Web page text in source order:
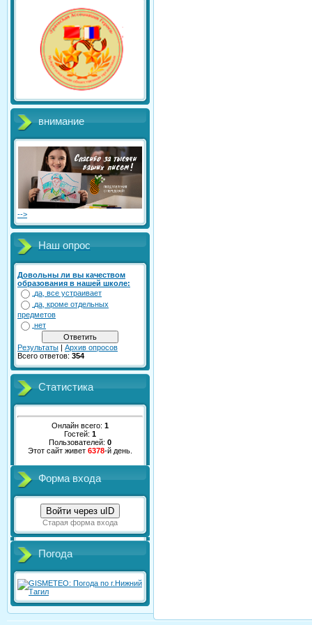
внимание
-->
Наш опрос
Довольны ли вы качеством
образования в нашей школе:
да, все устраивает
да, кроме отдельных
предметов
нет
Результаты | Архив опросов
Всего ответов: 354
Статистика
Онлайн всего: 1
Гостей: 1
Пользователей: 0
Этот сайт живет 6378-й день.
Форма входа
Войти через uID
Старая форма входа
Погода